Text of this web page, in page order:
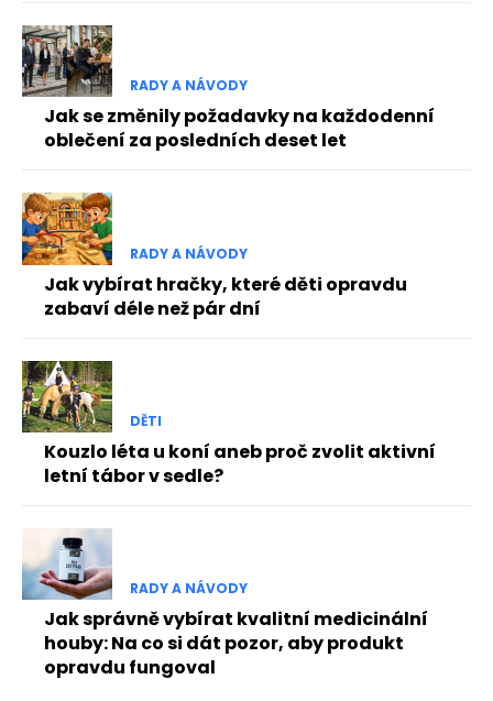
RADY A NÁVODY
Jak se změnily požadavky na každodenní
oblečení za posledních deset let
RADY A NÁVODY
Jak vybírat hračky, které děti opravdu
zabaví déle než pár dní
DĚTI
Kouzlo léta u koní aneb proč zvolit aktivní
letní tábor v sedle?
RADY A NÁVODY
Jak správně vybírat kvalitní medicinální
houby: Na co si dát pozor, aby produkt
opravdu fungoval